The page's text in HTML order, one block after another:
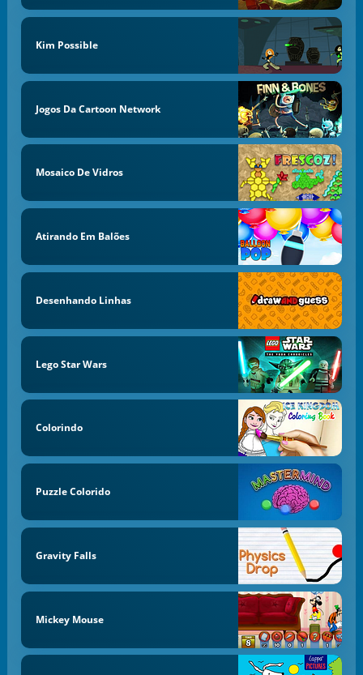
Kim Possible
Jogos Da Cartoon Network
Mosaico De Vidros
Atirando Em Balões
Desenhando Linhas
Lego Star Wars
Colorindo
Puzzle Colorido
Gravity Falls
Mickey Mouse